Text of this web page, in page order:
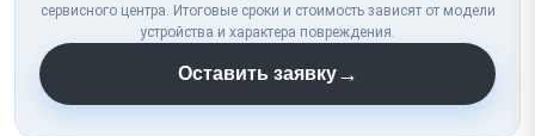
сервисного центра. Итоговые сроки и стоимость зависят от модели
устройства и характера повреждения.
Оставить заявку→